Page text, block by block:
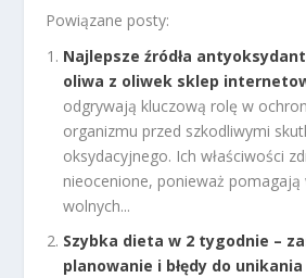
Powiązane posty:
Najlepsze źródła
oliwa z oliwek sklep
odgrywają kluczową rolę w
organizmu przed szkodliwymi
oksydacyjnego. Ich właściwości
nieocenione, ponieważ pomagają
wolnych...
Szybka dieta w 2 tygodnie –
planowanie i błędy do unikania